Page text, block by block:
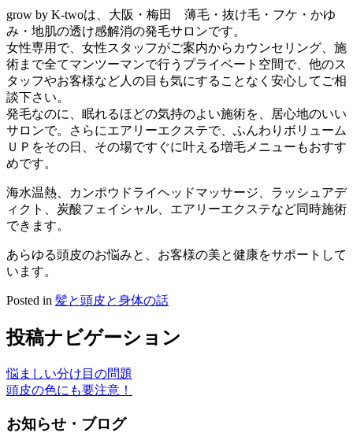
grow by K-twoは、大阪・梅田 薄毛・抜け毛・フケ・かゆ
み・地肌の透け感解消の発毛サロンです。
女性専用で、女性スタッフがご案内からカウンセリング、施
術まで全てマンツーマンで行うプライベート空間で、他のス
タッフやお客様など人の目も気にすることなく安心してご相
談下さい。
発毛なのに、眠れるほどの気持のよい施術を、居心地のいい
サロンで。さらにエアリーエクステで、ふんわりボリューム
ＵＰをその日、その場ですぐに叶える増毛メニューもおすす
めです。
海水温熱、カンポウドライヘッドマッサージ、ラッシュアデ
ィクト、炭酸フェイシャル、エアリーエクステなど同時施術
できます。
あらゆる頭皮のお悩みと、お客様の美と健康をサポートして
います。
Posted in 髪と頭皮と身体の話
投稿ナビゲーション
悩ましい分け目の問題
頭皮の色にも要注意！
お知らせ・ブログ